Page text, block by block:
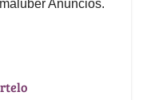
Anuncios.